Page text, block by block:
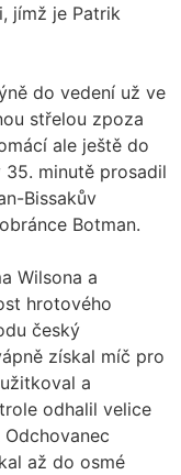
jímž je Patrik
do vedení už ve
střelou zpoza
ale ještě do
minutě prosadil
Bissakův
Botman.
Wilsona a
hrotového
český
získal míč pro
a
odhalil velice
až do osmé